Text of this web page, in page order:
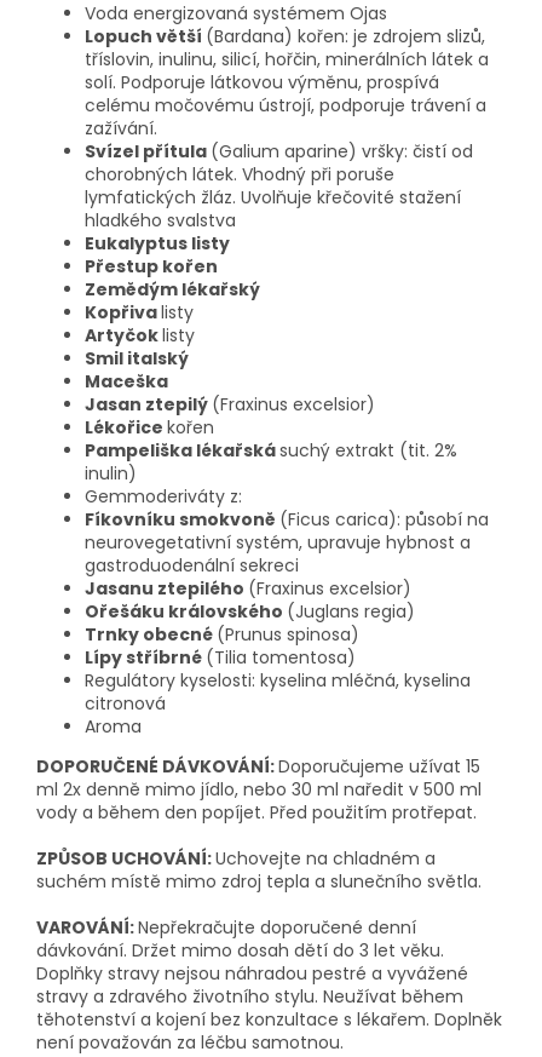
Voda energizovaná systémem Ojas
Lopuch větší (Bardana) kořen: je zdrojem slizů,
tříslovin, inulinu, silicí, hořčin, minerálních látek a
solí. Podporuje látkovou výměnu, prospívá
celému močovému ústrojí, podporuje trávení a
zažívání.
Svízel přítula (Galium aparine) vršky: čistí od
chorobných látek. Vhodný při poruše
lymfatických žláz. Uvolňuje křečovité stažení
hladkého svalstva
Eukalyptus listy
Přestup kořen
Zemědým lékařský
Kopřivalisty
Artyčoklisty
Smil italský
Maceška
Jasan ztepilý (Fraxinus excelsior)
Lékořice kořen
Pampeliška lékařskásuchý extrakt (tit. 2%
inulin)
Gemmoderiváty z:
Fíkovníku smokvoně (Ficus carica): působí na
neurovegetativní systém, upravuje hybnost a
gastroduodenální sekreci
Jasanu ztepilého (Fraxinus excelsior)
Ořešáku královského (Juglans regia)
Trnky obecné (Prunus spinosa)
Lípy stříbrné (Tilia tomentosa)
Regulátory kyselosti: kyselina mléčná, kyselina
citronová
Aroma
DOPORUČENÉ DÁVKOVÁNÍ:Doporučujeme užívat 15
ml 2x denně mimo jídlo, nebo 30 ml naředit v 500 ml
vody a během den popíjet. Před použitím protřepat.
ZPŮSOB UCHOVÁNÍ:Uchovejte na chladném a
suchém místě mimo zdroj tepla a slunečního světla.
VAROVÁNÍ:Nepřekračujte doporučené denní
dávkování. Držet mimo dosah dětí do 3 let věku.
Doplňky stravy nejsou náhradou pestré a vyvážené
stravy a zdravého životního stylu. Neužívat během
těhotenství a kojení bez konzultace s lékařem. Doplněk
není považován za léčbu samotnou.